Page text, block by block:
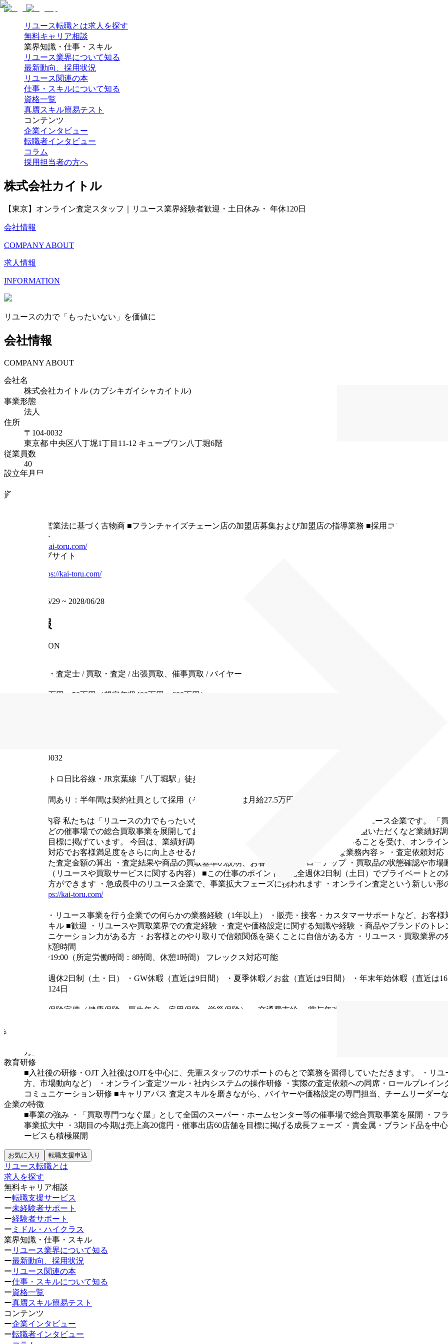
リユース転職とは求人を探す
無料キャリア相談
業界知識・仕事・スキル
リユース業界について知る
最新動向、採用状況
リユース関連の本
仕事・スキルについて知る
資格一覧
真贋スキル簡易テスト
コンテンツ
企業インタビュー
転職者インタビュー
コラム
採用担当者の方へ
株式会社カイトル
【東京】オンライン査定スタッフ｜リユース業界経験者歓迎・土日休み・ 年休120日
会社情報
COMPANY ABOUT
求人情報
INFORMATION
リユースの力で「もったいない」を価値に
会社情報
COMPANY ABOUT
会社名
株式会社カイトル (カブシキガイシャカイトル)
事業形態
法人
住所
〒 104-0032
東京都 中央区八丁堀1丁目11-12 キューブワン八丁堀6階
従業員数
40
設立年月日
資本金
■古物営業法に基づく古物商 ■フランチャイズチェーン店の加盟店募集および加盟店の指導業務 ■採用コンサルティン
ウェブサイト
https://kai-toru.com/
その他ウェブサイト
https://kai-toru.com/
2026/06/29 ~ 2028/06/28
求人情報
INFORMATION
鑑定士・査定士 / 買取・査定 / 出張買取、催事買取 / バイヤー
月給30万円〜50万円（想定年収400万円〜600万円）
〒104-0032
東京メトロ日比谷線・JR京葉線「八丁堀駅」徒歩約2分
試用期間あり：半年間は契約社員として採用（その際の給与は月給27.5万円〜）
■仕事内容 私たちは「リユースの力でもったいないを価値に変える」をミッションとした買取リユース企業です。
「
ターなどの催事場での総合買取事業を展開しており、フランチャイズ展開開始半年で10社に加盟いただくなど業績好
店舗を目標に掲げています。
今回は、業績好調によりオンラインでの査定依頼が急増していることを受け、オンラ
な査定対応でお客様満足度をさらに向上させるため、新しい仲間をお迎えします。
＜主な業務内容＞
・査定依頼対
とにした査定金額の算出
・査定結果や商品の買取基準の説明、お客様へのフォローアップ
・買取品の状態確認や市
談対応（リユースや買取サービスに関する内容）
■この仕事のポイント
・完全週休2日制（土日）でプライベートと
な働き方ができます
・急成長中のリユース企業で、事業拡大フェーズに携われます
・オンライン査定という新しい
https://kai-toru.com/
・リユース事業を行う企業での何らかの業務経験（1年以上）
・販売・接客・カスタマーサポートなど、お客
操作スキル ■歓迎 ・リユースや買取業界での査定経験 ・査定や価格設定に関する知識や経験
・商品やブランドのト
コミュニケーション力がある方
・お客様とのやり取りで信頼関係を築くことに自信がある方
・リユース・買取業界
勤務時間・休憩時間
10:00〜19:00（所定労働時間：8時間、休憩1時間）
フレックス対応可能
・完全週休2日制（土・日）
・GW休暇（直近は9日間） ・夏季休暇／お盆（直近は9日間）
・年末年始休暇（直近は
間休日124日
・社会保険完備（健康保険・厚生年金・雇用保険・労災保険）
・交通費支給 ・賞与年2回（業績連動）
給料補足
万円
教育研修
■入社後の研修・OJT 入社後はOJTを中心に、先輩スタッフのサポートのもとで業務を習得していただきます。
・リ
方、市場動向など）
・オンライン査定ツール・社内システムの操作研修
・実際の査定依頼への同席・ロールプレイ
コミュニケーション研修 ■キャリアパス 査定スキルを磨きながら、バイヤーや価格設定の専門担当、チームリーダー
企業の特徴
■事業の強み
・「買取専門つなぐ屋」として全国のスーパー・ホームセンター等の催事場で総合買取事業を展開
・フ
事業拡大中
・3期目の今期は売上高20億円・催事出店60店舗を目標に掲げる成長フェーズ
・貴金属・ブランド品を中
ービスも積極展開
お気に入り 転職支援申込
リユース転職とは
求人を探す
無料キャリア相談
ー転職支援サービス
ー未経験者サポート
ー経験者サポート
ー ミドル・ハイクラス
業界知識・仕事・スキル
ー リユース業界について知る
ー最新動向、採用状況
ー リユース関連の本
ー仕事・スキルについて知る
ー資格一覧
ー真贋スキル簡易テスト
コンテンツ
ー企業インタビュー
ー転職者インタビュー